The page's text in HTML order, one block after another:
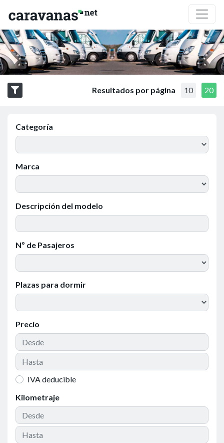
Resultados por página 10 20
Categoría
Marca
Descripción del modelo
Nº de Pasajeros
Plazas para dormir
Precio
IVA deducible
Kilometraje